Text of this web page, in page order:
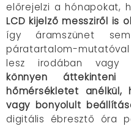
előrejelzi a hónapokat,
LCD kijelző messziről is
így áramszünet
páratartalom-
lesz irodában vagy
könnyen
hőmérsékletet
vagy bonyolult
digitális ébresztő óra